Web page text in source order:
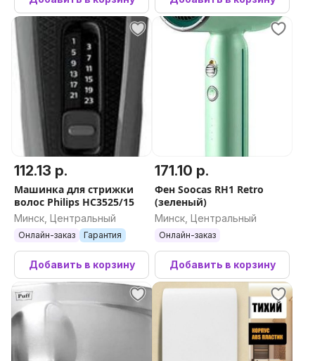
112.13 р.
Машинка для стрижки
волос Philips HC3525/15
Минск, Центральный
Онлайн-заказ Гарантия
Добавить в корзину
171.10 р.
Фен Soocas RH1 Retro
(зеленый)
Минск, Центральный
Онлайн-заказ
Добавить в корзину